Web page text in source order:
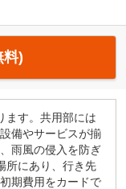
料)
ます。共用部には
備やサービスが揃
雨風の侵入を防ぎ
所にあり、行き先
期費用をカードで